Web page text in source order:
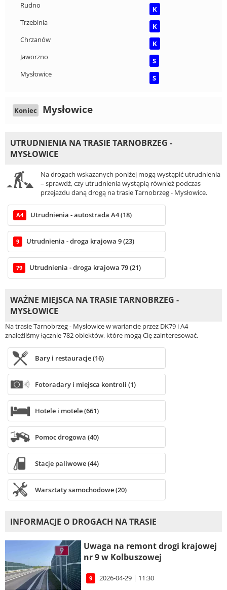
Rudno
K
Trzebinia
K
Chrzanów
K
Jaworzno
S
Mysłowice
S
Koniec Mysłowice
UTRUDNIENIA NA TRASIE TARNOBRZEG -
MYSŁOWICE
Na drogach wskazanych poniżej mogą wystąpić utrudnienia
– sprawdź, czy utrudnienia wystąpią również podczas
przejazdu daną drogą na trasie Tarnobrzeg - Mysłowice.
A4 Utrudnienia - autostrada A4 (18)
9 Utrudnienia - droga krajowa 9 (23)
79 Utrudnienia - droga krajowa 79 (21)
WAŻNE MIEJSCA NA TRASIE TARNOBRZEG -
MYSŁOWICE
Na trasie Tarnobrzeg - Mysłowice w wariancie przez DK79 i A4
znaleźliśmy łącznie 782 obiektów, które mogą Cię zainteresować.
Bary i restauracje (16)
Fotoradary i miejsca kontroli (1)
Hotele i motele (661)
Pomoc drogowa (40)
Stacje paliwowe (44)
Warsztaty samochodowe (20)
INFORMACJE O DROGACH NA TRASIE
Uwaga na remont drogi krajowej
nr 9 w Kolbuszowej
9 2026-04-29 | 11:30